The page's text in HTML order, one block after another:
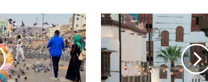
عيد
الفطر
2026..
إقبال
كبير
من